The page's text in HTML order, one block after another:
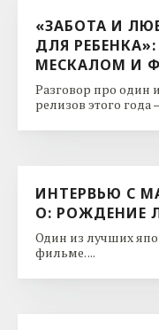
«ЗАБОТА И
ДЛЯ
МЕСКАЛОМ И
Разговор про один
релизов этого года
ИНТЕРВЬЮ С
О: РОЖДЕНИЕ
Один из лучших
фильме. ...